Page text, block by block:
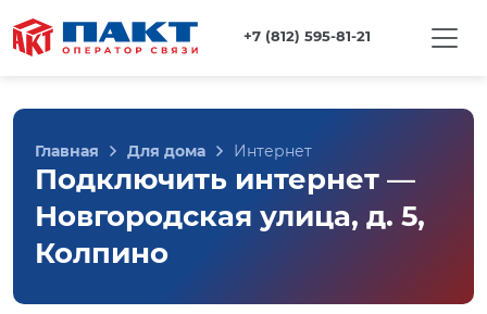
+7 (812) 595-81-21
Главная Для дома Интернет
Подключить интернет —
Новгородская улица, д. 5,
Колпино